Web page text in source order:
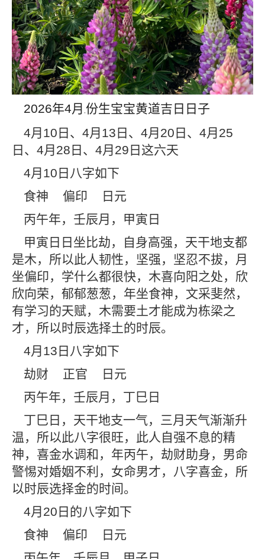
2026年4月 份生宝宝黄道吉日日子
4月 10 日、 4月 13 日、 4月 20 日、 4月 25
日、 4月 28 日、 4月 29 日这六天
4月 10 日八字如下
食神
偏印
日元
丙午年，壬辰月，甲寅日
甲寅日日坐比劫，自身高强，天干地支都
是木，所以此人韧性，坚强，坚忍不拔，月
坐偏印，学什么都很快，木喜向阳之处，欣
欣向荣，郁郁葱葱，年坐食神，文采斐然，
有学习的天赋，木需要土才能成为栋梁之
才，所以时辰选择土的时辰。
4月 13 日八字如下
劫财
正官
日元
丙午年，壬辰月，丁巳日
丁巳日，天干地支一气，三月天气渐渐升
温，所以此八字很旺，此人自强不息的精
神，喜金水调和，年丙午，劫财助身，男命
警惕对婚姻不利，女命男才，八字喜金，所
以时辰选择金的时间。
4月 20 日的八字如下
食神
偏印
日元